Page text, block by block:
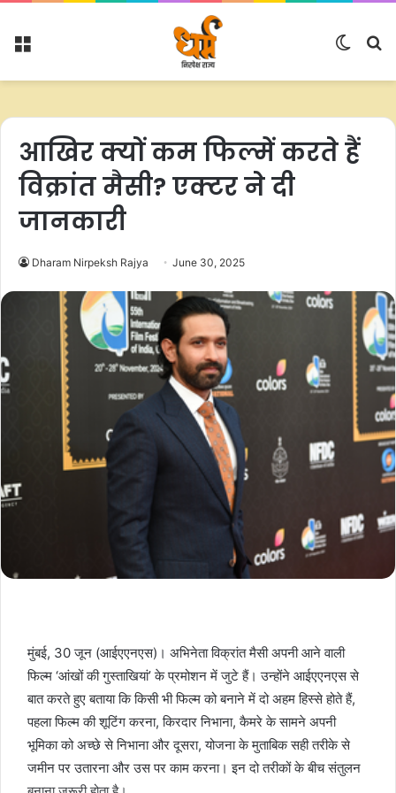
Menu
Switch
आखिर क्यों कम फिल्में करते हैं
विक्रांत मैसी? एक्टर ने दी
जानकारी
Dharam Nirpeksh Rajya June 30, 2025
मुंबई, 30 जून (आईएएनएस)। अभिनेता विक्रांत मैसी अपनी आने वाली
फिल्म ‘आंखों की गुस्ताखियां’ के प्रमोशन में जुटे हैं। उन्होंने आईएएनएस से
बात करते हुए बताया कि किसी भी फिल्म को बनाने में दो अहम हिस्से होते हैं,
पहला फिल्म की शूटिंग करना, किरदार निभाना, कैमरे के सामने अपनी
भूमिका को अच्छे से निभाना और दूसरा, योजना के मुताबिक सही तरीके से
जमीन पर उतारना और उस पर काम करना। इन दो तरीकों के बीच संतुलन